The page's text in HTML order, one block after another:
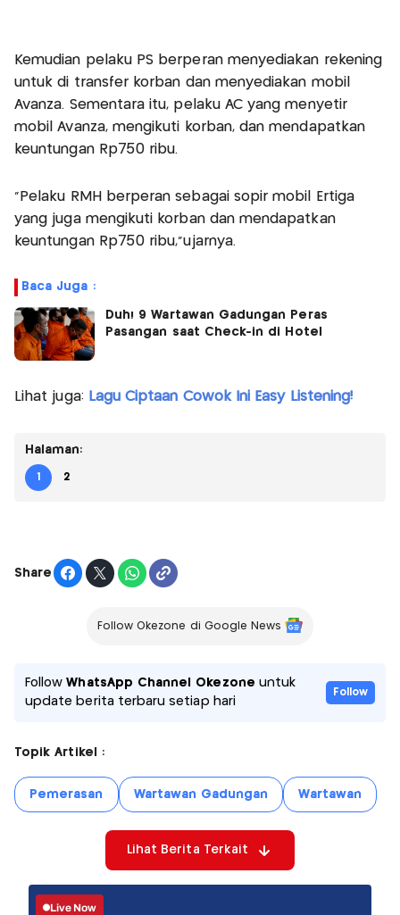
Kemudian pelaku PS berperan menyediakan rekening
untuk di transfer korban dan menyediakan mobil
Avanza. Sementara itu, pelaku AC yang menyetir
mobil Avanza, mengikuti korban, dan mendapatkan
keuntungan Rp750 ribu.
“Pelaku RMH berperan sebagai sopir mobil Ertiga
yang juga mengikuti korban dan mendapatkan
keuntungan Rp750 ribu,”ujarnya.
Baca Juga :
Duh! 9 Wartawan Gadungan Peras
Pasangan saat Check-in di Hotel
Lihat juga: Lagu Ciptaan Cowok Ini Easy Listening!
Halaman:
1 2
Share
Follow Okezone di Google News
FollowWhatsApp Channel Okezone untuk
update berita terbaru setiap hari
Follow
Topik Artikel :
Pemerasan Wartawan Gadungan Wartawan
Lihat Berita Terkait
Live Now